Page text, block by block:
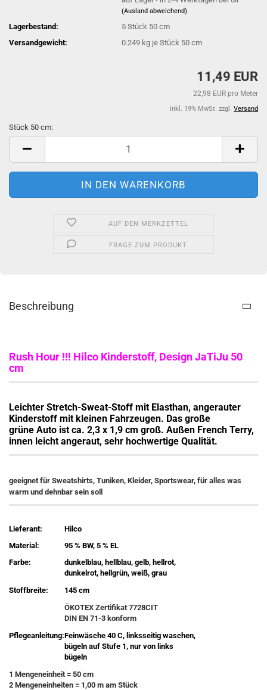
(Ausland abweichend)
Lagerbestand: 5Stück 50 cm
Versandgewicht:
0.249 kg je Stück 50 cm
11,49 EUR
22,98 EUR pro Meter
inkl. 19% MwSt. zzgl. Versand
Stück 50 cm:
Stück
cm
AUF DEN MERKZETTEL
FRAGE ZUM PRODUKT
Beschreibung
Rush Hour !!! Hilco Kinderstoff, Design JaTiJu 50
cm
Leichter Stretch-Sweat-Stoff mit Elasthan, angerauter
Kinderstoff mit kleinen Fahrzeugen. Das große
grüne Auto ist ca. 2,3 x 1,9 cm groß. Außen French Terry,
innen leicht angeraut, sehr hochwertige Qualität.
geeignet für Sweatshirts, Tuniken, Kleider, Sportswear, für alles was
warm und dehnbar sein soll
Lieferant:
Hilco
Material:
95 % BW, 5 % EL
Farbe:
dunkelblau, hellblau, gelb, hellrot,
dunkelrot, hellgrün, weiß, grau
Stoffbreite:
145 cm
ÖKOTEX Zertifikat 7728CIT
DIN EN 71-3 konform
Pflegeanleitung:Feinwäsche 40 C, linksseitig waschen,
bügeln auf Stufe 1, nur von links
bügeln
1 Mengeneinheit = 50 cm
2 Mengeneinheiten = 1,00 m am Stück